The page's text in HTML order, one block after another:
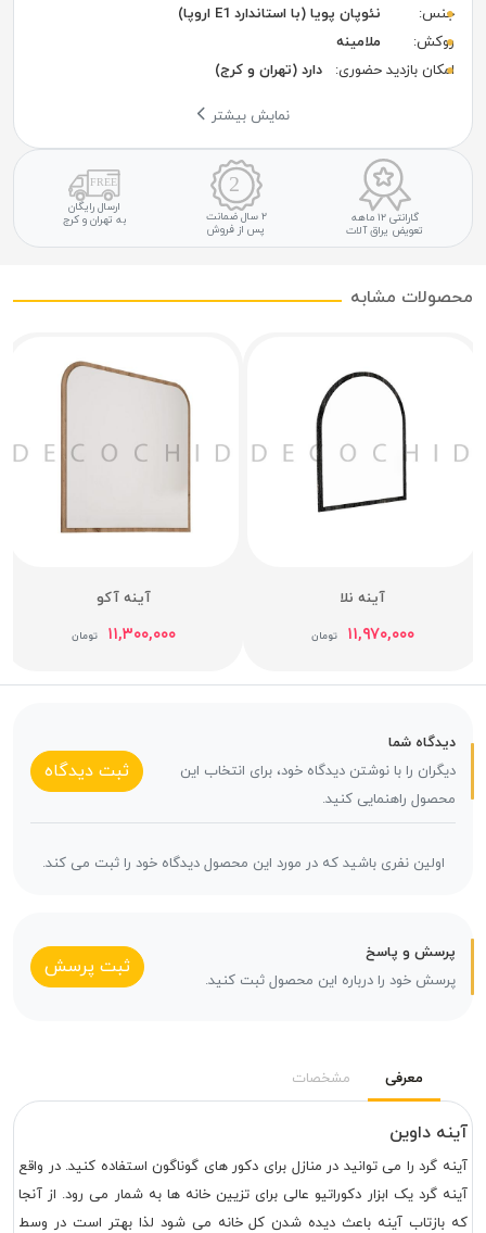
جنس:
نئوپان پویا (با استاندارد E1 اروپا)
روکش:
ملامینه
امکان بازدید حضوری:
دارد (تهران و کرج)
نمایش بیشتر
گارانتی ۱۲ ماهه
تعویض یراق آلات
۲ سال ضمانت
پس از فروش
ارسال رایگان
به تهران و کرج
محصولات مشابه
آینه نلا
۱۱,۹۷۰,۰۰۰ تومان
آینه آکو
۱۱,۳۰۰,۰۰۰ تومان
دیدگاه شما
دیگران را با نوشتن دیدگاه خود، برای انتخاب این
محصول راهنمایی کنید.
ثبت دیدگاه
اولین نفری باشید که در مورد این محصول دیدگاه خود را ثبت می کند.
پرسش و پاسخ
پرسش خود را درباره این محصول ثبت کنید.
ثبت پرسش
معرفی مشخصات
آینه داوین
آینه گرد را می توانید در منازل برای دکور های گوناگون استفاده کنید. در واقع
آینه گرد یک ابزار دکوراتیو عالی برای تزیین خانه ها به شمار می رود.‌ از آنجا
که بازتاب آینه باعث دیده شدن کل خانه می شود لذا بهتر است در وسط